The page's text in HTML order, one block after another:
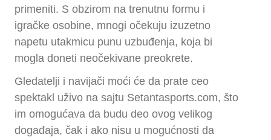
primeniti. S obzirom na trenutnu formu i
igračke osobine, mnogi očekuju izuzetno
napetu utakmicu punu uzbuđenja, koja bi
mogla doneti neočekivane preokrete.
Gledatelji i navijači moći će da prate ceo
spektakl uživo na sajtu Setantasports.com, što
im omogućava da budu deo ovog velikog
događaja, čak i ako nisu u mogućnosti da